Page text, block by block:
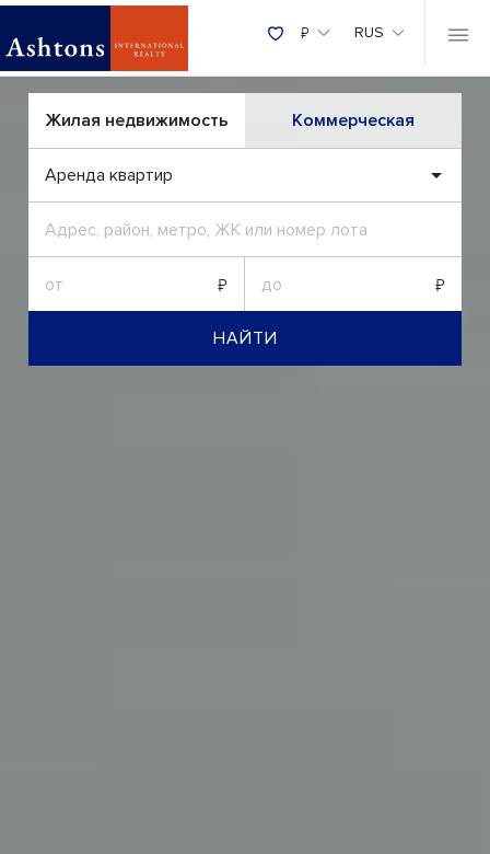
₽ RUS
Ashtons International
Жилая недвижимость Коммерческая
Аренда квартир
НАЙТИ